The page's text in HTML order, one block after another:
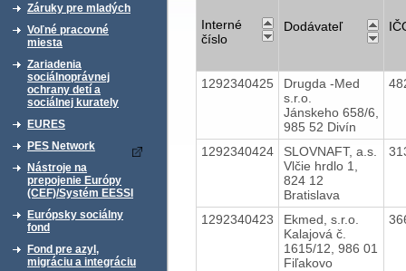
Záruky pre mladých
Voľné pracovné
miesta
Zariadenia
sociálnoprávnej
ochrany detí a
sociálnej kurately
EURES
PES Network
Nástroje na
prepojenie Európy
(CEF)/Systém EESSI
Európsky sociálny
fond
Fond pre azyl,
migráciu a integráciu
Interné
číslo
Dodávateľ
1292340425
Drugda -Med
s.r.o.
Jánskeho 658/6,
985 52 Divín
1292340424
SLOVNAFT, a.s.
Vlčie hrdlo 1,
824 12
Bratislava
1292340423
Ekmed, s.r.o.
Kalajová č.
1615/12, 986 01
Fiľakovo